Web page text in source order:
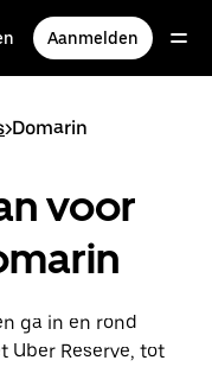
Aanmelden
>Domarin
voor
ga in en rond
Uber Reserve, tot